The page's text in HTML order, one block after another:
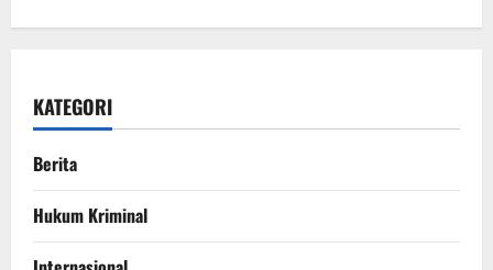
KATEGORI
Berita
Hukum Kriminal